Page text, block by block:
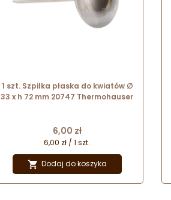
1 szt. Szpilka płaska do kwiatów ∅
33 x h 72 mm 20747 Thermohauser
Cena
6,00 zł
6,00 zł / 1 szt.
 Dodaj do koszyka